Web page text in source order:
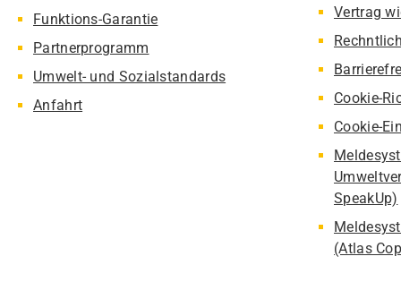
Funktions-Garantie
Partnerprogramm
Umwelt- und Sozialstandards
Anfahrt
Vertrag
Cookie-
Cookie-
SpeakUp)
(Atlas